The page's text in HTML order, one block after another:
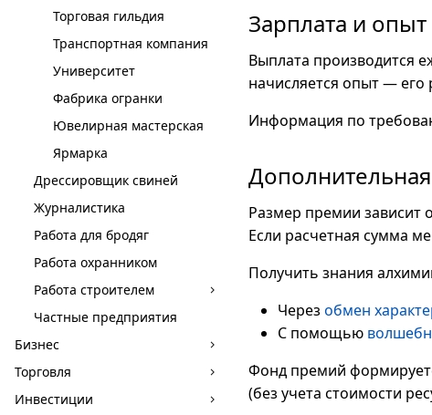
Торговая гильдия
Транспортная компания
Университет
Фабрика огранки
Ювелирная мастерская
Ярмарка
Дрессировщик свиней
Журналистика
Работа для бродяг
Работа охранником
Работа строителем
Частные предприятия
Бизнес
Торговля
Инвестиции
Зарплата и опыт
Выплата производится
начисляется опыт — его
Информация по
Размер премии зависит
Если расчетная сумма
Получить знания
Через обмен
С помощью
Фонд премий
(без учета стоимости